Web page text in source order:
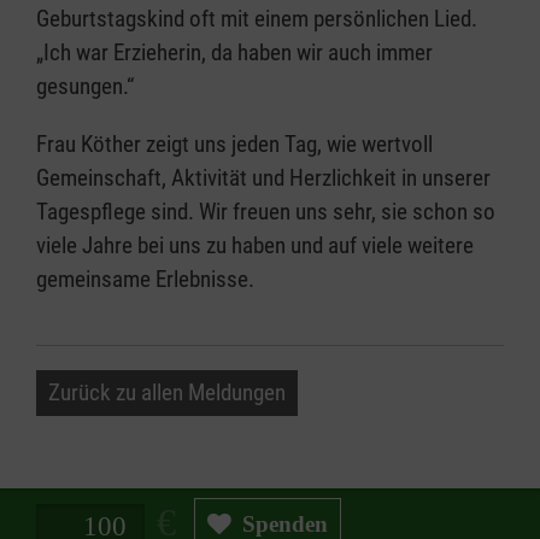
Geburtstagskind oft mit einem persönlichen Lied.
„Ich war Erzieherin, da haben wir auch immer
gesungen.“
Frau Köther zeigt uns jeden Tag, wie wertvoll
Gemeinschaft, Aktivität und Herzlichkeit in unserer
Tagespflege sind. Wir freuen uns sehr, sie schon so
viele Jahre bei uns zu haben und auf viele weitere
gemeinsame Erlebnisse.
Zurück zu allen Meldungen
Spendenbetrag in Euro Spenden